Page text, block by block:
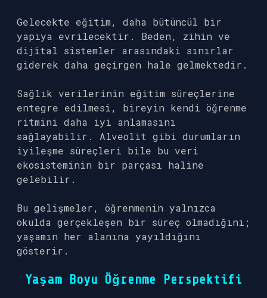
Gelecekte eğitim, daha bütüncül bir
yapıya evrilecektir. Beden, zihin ve
dijital sistemler arasındaki sınırlar
giderek daha geçirgen hale gelmektedir.
Sağlık verilerinin eğitim süreçlerine
entegre edilmesi, bireyin kendi öğrenme
ritmini daha iyi anlamasını
sağlayabilir. Alveolit gibi durumların
iyileşme süreçleri bile bu veri
ekosisteminin bir parçası haline
gelebilir.
Bu gelişmeler, öğrenmenin yalnızca
okulda gerçekleşen bir süreç olmadığını;
yaşamın her alanına yayıldığını
gösterir.
Yaşam Boyu Öğrenme Perspektifi